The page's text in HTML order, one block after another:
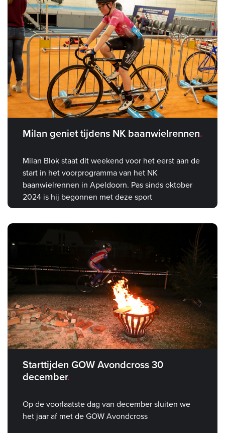
Milan geniet tijdens NK baanwielrennen
Milan Blok staat dit weekend voor het eerst aan de
start in het voorprogramma van het NK
baanwielrennen in Apeldoorn. Pas sinds oktober
2024 is hij begonnen met deze sport
Starttijden GOW Avondcross 30
december
Op de voorlaatste dag van december sluiten we
het jaar af met de GOW Avondcross